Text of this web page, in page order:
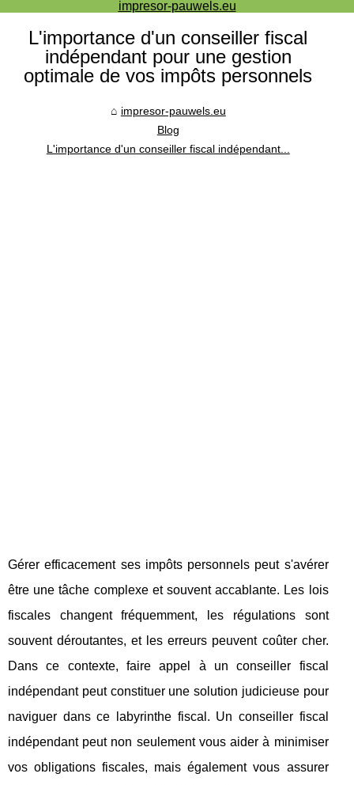
L'importance d'un conseiller fiscal
indépendant pour une gestion
optimale de vos impôts personnels
impresor-pauwels.eu
Blog
L'importance d'un conseiller fiscal indépendant...
Gérer efficacement ses impôts personnels peut s'avérer
être une tâche complexe et souvent accablante. Les lois
fiscales changent fréquemment, les régulations sont
souvent déroutantes, et les erreurs peuvent coûter cher.
Dans ce contexte, faire appel à un conseiller fiscal
indépendant peut constituer une solution judicieuse pour
naviguer dans ce labyrinthe fiscal. Un conseiller fiscal
indépendant peut non seulement vous aider à minimiser
vos obligations fiscales, mais également vous assurer
impresor-pauwels.eu